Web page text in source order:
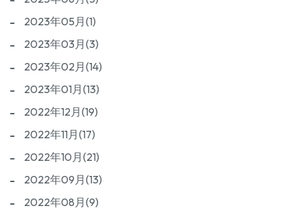
2023年05月(1)
2023年03月(3)
2023年02月(14)
2023年01月(13)
2022年12月(19)
2022年11月(17)
2022年10月(21)
2022年09月(13)
2022年08月(9)